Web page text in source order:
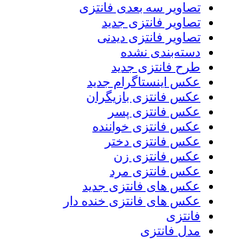
تصاویر سه بعدی فانتزی
تصاویر فانتزی جدید
تصاویر فانتزی دیدنی
دسته‌بندی نشده
طرح فانتزی جدید
عکس اینستاگرام جدید
عکس فانتزی بازیگران
عکس فانتزی پسر
عکس فانتزی خواننده
عکس فانتزی دختر
عکس فانتزی زن
عکس فانتزی مرد
عکس های فانتزی جدید
عکس های فانتزی خنده دار
فانتزی
مدل فانتزی